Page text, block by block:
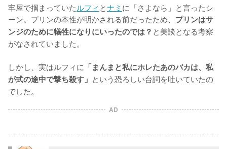
牢屋で掴まっていたルフィ とナミ に「さよなら」と言ったシ
ーン。プリンの本性が明かされる前だったため、 プリンはサ
ンジのために犠牲になりにいったのでは？ と美談となる考察
がなされていました。
しかし、実はルフィに 「まんまと私にホレたあのバカは、私
が式の途中で撃ち殺す」 という恐ろしい台詞を吐いていたの
でした。
AD